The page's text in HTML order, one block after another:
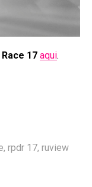
17 aqui.
, rpdr 17, ruview